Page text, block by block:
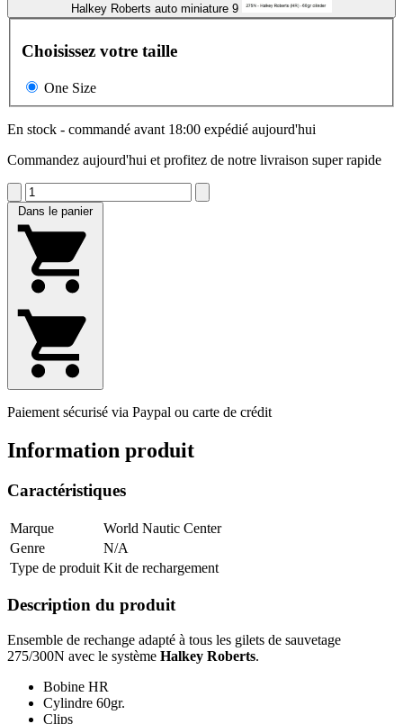
Halkey Roberts auto miniature 9
Choisissez votre taille
One Size
En stock - commandé avant 18:00 expédié aujourd'hui
Commandez aujourd'hui et profitez de notre livraison super rapide
Dans le panier
Paiement sécurisé via Paypal ou carte de crédit
Information produit
Caractéristiques
Marque
World Nautic Center
Genre
N/A
Type de produit Kit de rechargement
Description du produit
Ensemble de rechange adapté à tous les gilets de sauvetage
275/300N avec le système Halkey Roberts.
Bobine HR
Cylindre 60gr.
Clips